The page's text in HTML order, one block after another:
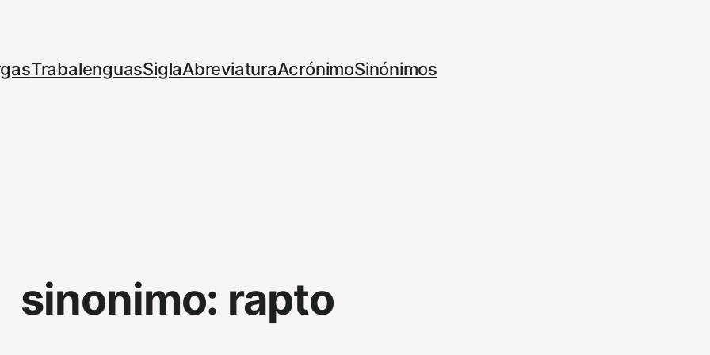
TrabalenguasSiglaAbreviaturaAcrónimoSinónimos
sinonimo: rapto